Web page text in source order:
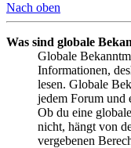
Nach oben
Was sind globale
Globale
Informationen,
lesen. Globale
jedem Forum und
Ob du eine
nicht, hängt von
vergebenen